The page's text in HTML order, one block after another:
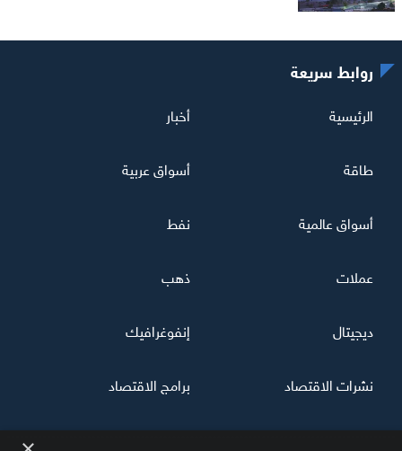
روابط سريعة
الرئيسية أخبار
طاقة أسواق عربية
أسواق عالمية نفط
عملات ذهب
ديجيتال إنفوغرافيك
نشرات الاقتصاد برامج الاقتصاد